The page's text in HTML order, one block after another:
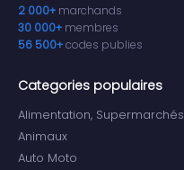
2 000+ marchands
30 000+ membres
56 500+codes publies
Categories populaires
Alimentation, Supermarchés
Animaux
Auto Moto